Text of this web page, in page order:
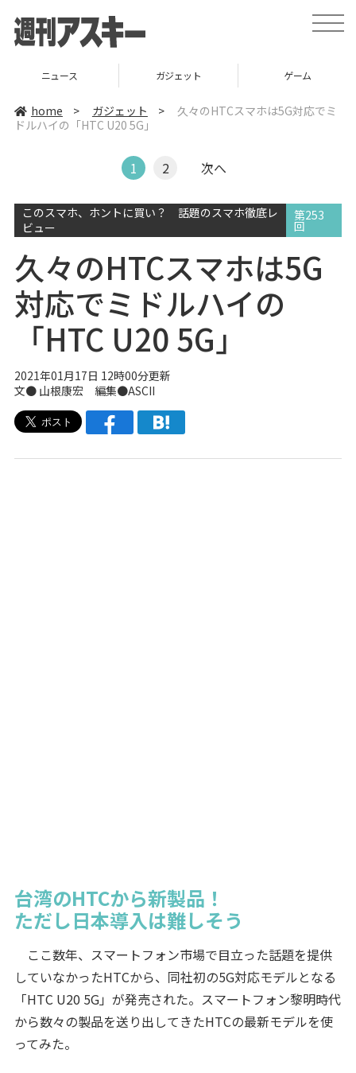
t
o
v
ニュース ガジェット ゲーム
home > ガジェット >
久々のHTCスマホは5G対応でミ
ドルハイの「HTC U20 5G」
1 2 次へ
このスマホ、ホントに買い？ 話題のスマホ徹底レ
ビュー
第253
回
久々のHTCスマホは5G
対応でミドルハイの
「HTC U20 5G」
2021年01月17日 12時00分更新
文● 山根康宏 編集●ASCII
台湾のHTCから新製品！
ただし日本導入は難しそう
ここ数年、スマートフォン市場で目立った話題を提供
していなかったHTCから、同社初の5G対応モデルとなる
「HTC U20 5G」が発売された。スマートフォン黎明時代
から数々の製品を送り出してきたHTCの最新モデルを使
ってみた。